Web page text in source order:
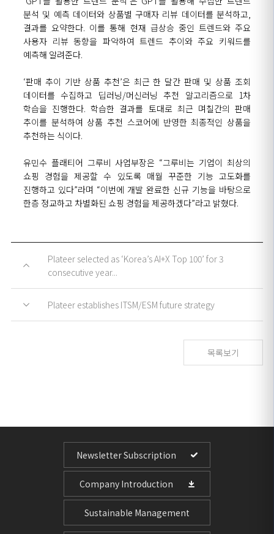
분석 및 예측 데이터와 상품별 구매자 리뷰 데이터를 분석하고,
결과를 요약한다. 이를 통해 현재 급상승 중인 트렌드와 주요
사용자 리뷰 동향을 파악하여 트렌드 추이와 주요 키워드를
예측해 알려준다.
‘판매 추이 기반 상품 추천’은 최근 한 달간 판매 및 상품 조회
데이터를 수집하고 딥러닝/머신러닝 추천 알고리즘으로 1차
학습을 진행한다. 학습한 결과를 토대로 최근 며칠간의 판매
추이를 분석하여 상품 추천 스코어에 반영한 최종적인 상품을
추천하는 식이다.
유민수 플래티어 그루비 사업부장은 “그루비는 기업이 최상의
쇼핑 경험을 제공할 수 있도록 매월 꾸준한 기능 고도화를
진행하고 있다”라며 “이번에 개발 완료한 신규 기능을 바탕으로
한층 정교하고 차별화된 쇼핑 경험을 제공하겠다”라고 밝혔다.
Plateer selected as ‘Korea’s AI+X Top 100’ for 3
consecutive year...
Plateer establishes ITSM/ESM future strategy
목록보기
Newsletter Subscription
Company Introduction
Sustainable Management